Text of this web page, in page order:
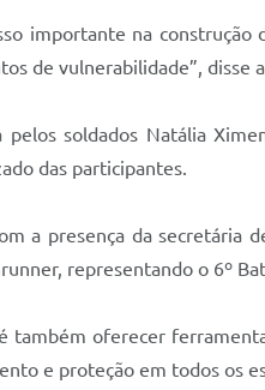
importante na
de vulnerabilidade”, disse
soldados Natália
das participantes.
a presença da secretária
representando o 6º
também oferecer
e proteção em todos os